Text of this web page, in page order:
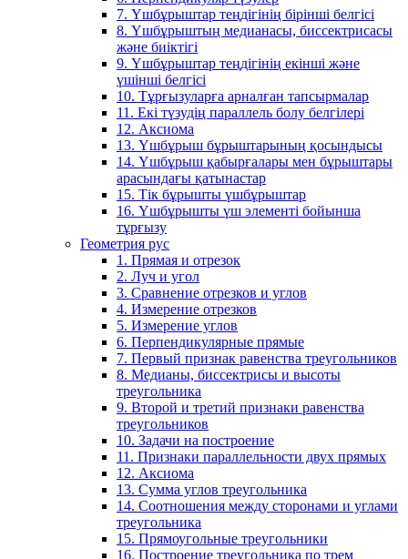
7. Үшбұрыштар теңдігінің бірінші белгісі
8. Үшбұрыштың медианасы, биссектрисасы
және биіктігі
9. Үшбұрыштар теңдігінің екінші және
үшінші белгісі
10. Тұрғызуларға арналған тапсырмалар
11. Екі түзудің параллель болу белгілері
12. Аксиома
13. Үшбұрыш бұрыштарының қосындысы
14. Үшбұрыш қабырғалары мен бұрыштары
арасындағы қатынастар
15. Тік бұрышты үшбұрыштар
16. Үшбұрышты үш элементі бойынша
тұрғызу
Геометрия рус
1. Прямая и отрезок
2. Луч и угол
3. Сравнение отрезков и углов
4. Измерение отрезков
5. Измерение углов
6. Перпендикулярные прямые
7. Первый признак равенства треугольников
8. Медианы, биссектрисы и высоты
треугольника
9. Второй и третий признаки равенства
треугольников
10. Задачи на построение
11. Признаки параллельности двух прямых
12. Аксиома
13. Сумма углов треугольника
14. Соотношения между сторонами и углами
треугольника
15. Прямоугольные треугольники
16. Построение треугольника по трем